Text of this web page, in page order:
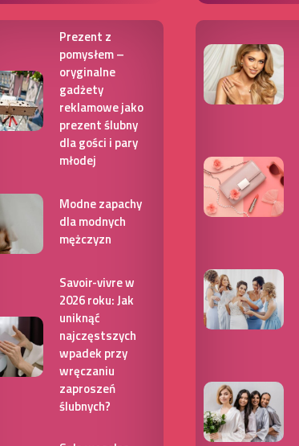
Prezent z
pomysłem –
oryginalne
gadżety
reklamowe jako
prezent ślubny
dla gości i pary
młodej
Modne zapachy
dla modnych
mężczyzn
Savoir-vivre w
2026 roku: Jak
uniknąć
najczęstszych
wpadek przy
wręczaniu
zaproszeń
ślubnych?